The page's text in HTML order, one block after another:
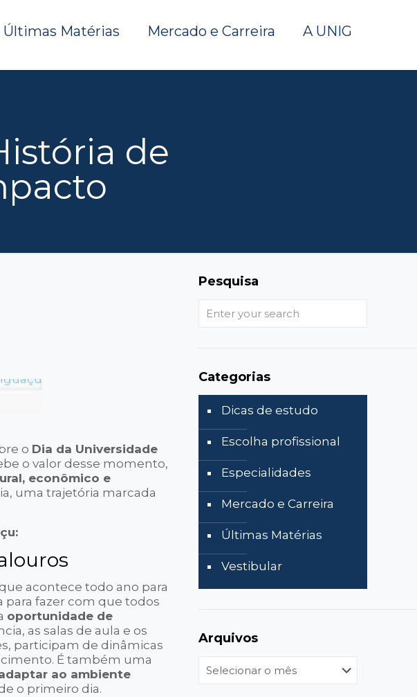
Últimas Matérias Mercado e Carreira A UNIG
de
o Dia da Universidade
o valor desse momento,
econômico e
uma trajetória marcada
acontece todo ano para
para fazer com que todos
oportunidade de
as salas de aula e os
participam de dinâmicas
É também uma
ao ambiente
o primeiro dia.
Pesquisa
your
Categorias
Dicas de estudo
Escolha profissional
Especialidades
Mercado e Carreira
Últimas Matérias
Vestibular
Arquivos